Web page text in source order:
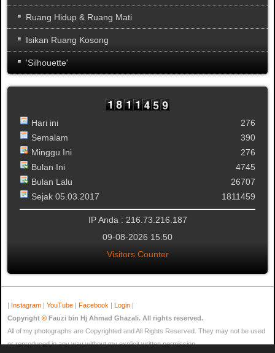
Ruang Hidup & Ruang Mati
Isikan Ruang Kosong
'Silhouette'
Hari ini
Semalam
Minggu Ini
Bulan Ini
Bulan Lalu
Sejak 05.03.2017
276
390
276
4745
26707
1811459
IP Anda : 216.73.216.187
09-08-2026 15:50
Visitors Counter
| Instagram | YouTube | Facebook | Login |
Copyright © Fauzi bin Hj Ahmad Ghazali. All rights reserved.
All of my photographs are Copyrighted and All Rights Reserved. They may not be used
or reproduced in any way without my explicit written permission.